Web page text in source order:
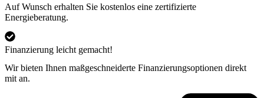
Auf Wunsch erhalten Sie kostenlos eine zertifizierte
Energieberatung.
Finanzierung leicht gemacht!
Wir bieten Ihnen maßgeschneiderte Finanzierungsoptionen direkt
mit an.